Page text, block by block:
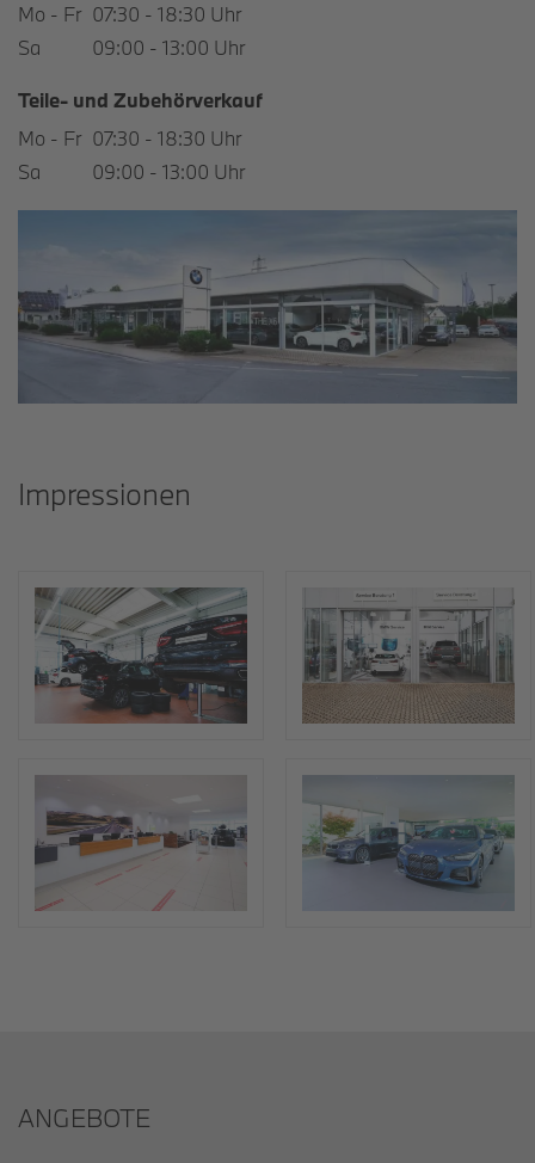
Mo - Fr 07:30 - 18:30 Uhr
Sa
09:00 - 13:00 Uhr
Teile- und Zubehörverkauf
Mo - Fr 07:30 - 18:30 Uhr
Sa
09:00 - 13:00 Uhr
Impressionen
ANGEBOTE